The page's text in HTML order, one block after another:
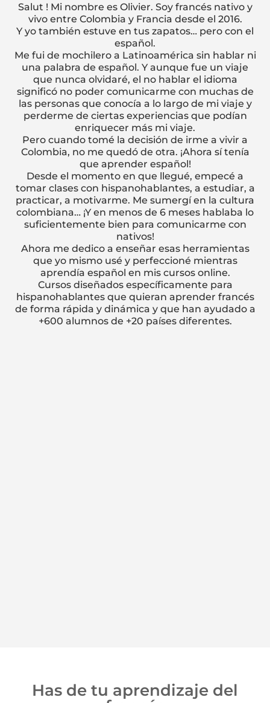
Salut ! Mi nombre es Olivier. Soy francés nativo y
vivo entre Colombia y Francia desde el 2016.
Y yo también estuve en tus zapatos… pero con el
español.
Me fui de mochilero a Latinoamérica sin hablar ni
una palabra de español. Y aunque fue un viaje
que nunca olvidaré, el no hablar el idioma
significó no poder comunicarme con muchas de
las personas que conocía a lo largo de mi viaje y
perderme de ciertas experiencias que podían
enriquecer más mi viaje.
Pero cuando tomé la decisión de irme a vivir a
Colombia, no me quedó de otra. ¡Ahora sí tenía
que aprender español!
Desde el momento en que llegué, empecé a
tomar clases con hispanohablantes, a estudiar, a
practicar, a motivarme. Me sumergí en la cultura
colombiana… ¡Y en menos de 6 meses hablaba lo
suficientemente bien para comunicarme con
nativos!
Ahora me dedico a enseñar esas herramientas
que yo mismo usé y perfeccioné mientras
aprendía español en mis cursos online.
Cursos diseñados específicamente para
hispanohablantes que quieran aprender francés
de forma rápida y dinámica y que han ayudado a
+600 alumnos de +20 países diferentes.
Has de tu aprendizaje del